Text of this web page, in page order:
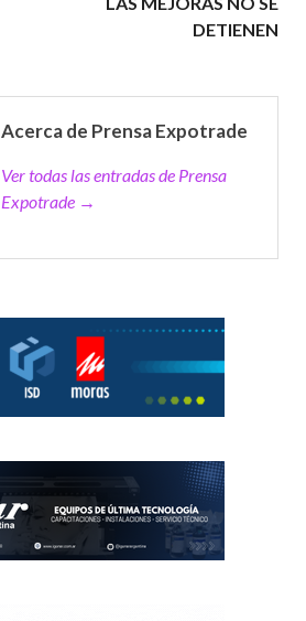
DETIENEN
Acerca de Prensa Expotrade
Ver todas las entradas de Prensa
Expotrade →